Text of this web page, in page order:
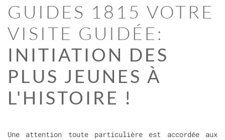
GUIDES 1815 VOTRE
VISITE GUIDÉE:
INITIATION DES
PLUS JEUNES À
L'HISTOIRE !
Une attention toute particulière est accordée aux